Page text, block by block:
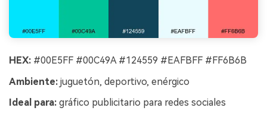
HEX: #00E5FF #00C49A #124559 #EAFBFF #FF6B6B
Ambiente: juguetón, deportivo, enérgico
Ideal para: gráfico publicitario para redes sociales